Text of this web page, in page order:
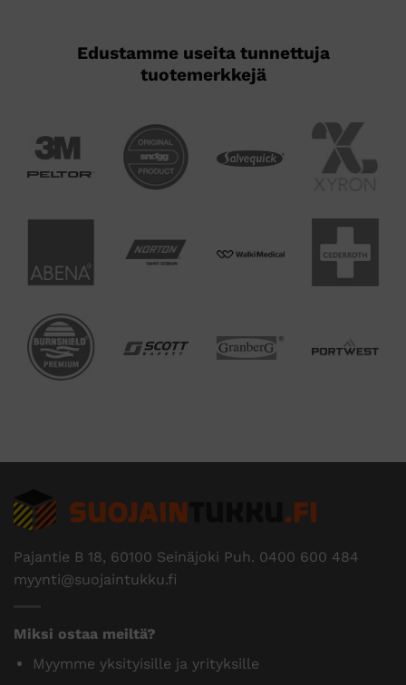
Edustamme useita tunnettuja
tuotemerkkejä
Pajantie B 18, 60100 Seinäjoki Puh. 0400 600 484
myynti@suojaintukku.fi
Miksi ostaa meiltä?
Myymme yksityisille ja yrityksille